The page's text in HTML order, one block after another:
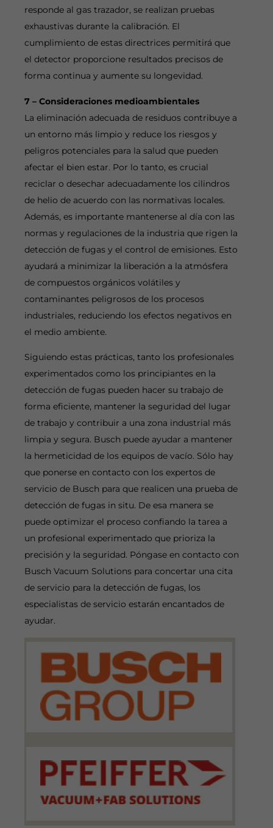
responde al gas trazador, se realizan pruebas
exhaustivas durante la calibración. El
cumplimiento de estas directrices permitirá que
el detector proporcione resultados precisos de
forma continua y aumente su longevidad.
7 – Consideraciones medioambientales
La eliminación adecuada de residuos contribuye a
un entorno más limpio y reduce los riesgos y
peligros potenciales para la salud que pueden
afectar el bien estar. Por lo tanto, es crucial
reciclar o desechar adecuadamente los cilindros
de helio de acuerdo con las normativas locales.
Además, es importante mantenerse al día con las
normas y regulaciones de la industria que rigen la
detección de fugas y el control de emisiones. Esto
ayudará a minimizar la liberación a la atmósfera
de compuestos orgánicos volátiles y
contaminantes peligrosos de los procesos
industriales, reduciendo los efectos negativos en
el medio ambiente.
Siguiendo estas prácticas, tanto los profesionales
experimentados como los principiantes en la
detección de fugas pueden hacer su trabajo de
forma eficiente, mantener la seguridad del lugar
de trabajo y contribuir a una zona industrial más
limpia y segura. Busch puede ayudar a mantener
la hermeticidad de los equipos de vacío. Sólo hay
que ponerse en contacto con los expertos de
servicio de Busch para que realicen una prueba de
detección de fugas in situ. De esa manera se
puede optimizar el proceso confiando la tarea a
un profesional experimentado que prioriza la
precisión y la seguridad. Póngase en contacto con
Busch Vacuum Solutions para concertar una cita
de servicio para la detección de fugas, los
especialistas de servicio estarán encantados de
ayudar.